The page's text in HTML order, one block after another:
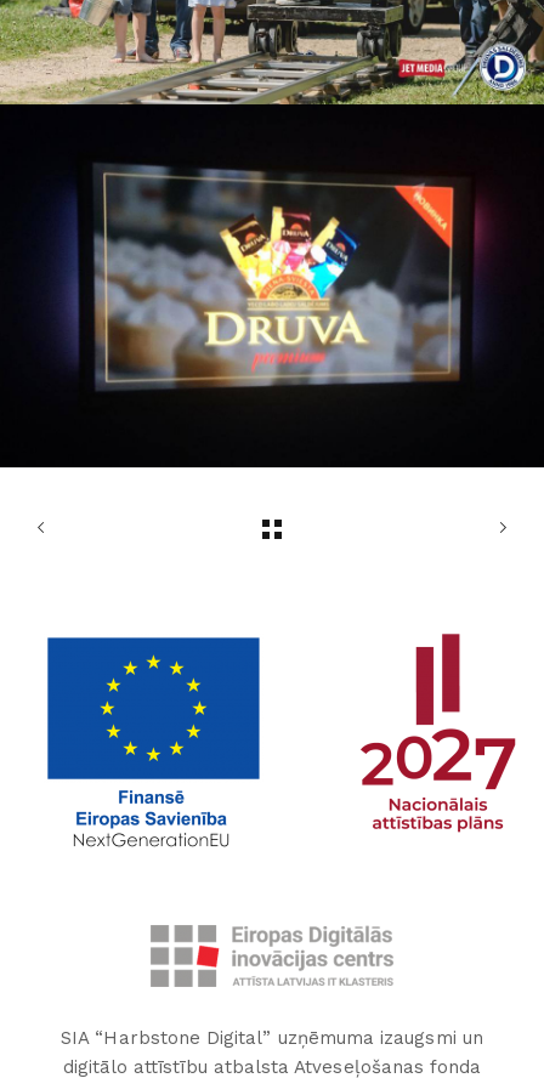
SIA “Harbstone Digital” uzņēmuma izaugsmi un
digitālo attīstību atbalsta Atveseļošanas fonda